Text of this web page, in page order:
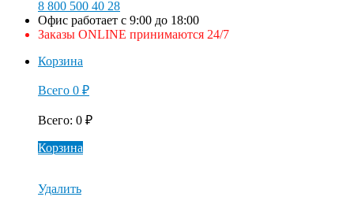
8 800 500 40 28
Офис работает с 9:00 до 18:00
Заказы ONLINE принимаются 24/7
Корзина
Всего 0 ₽
Всего: 0 ₽
Корзина
Удалить